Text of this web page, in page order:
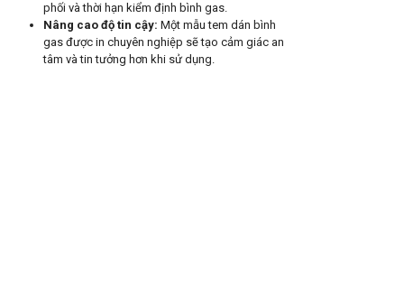
phối và thời hạn kiểm định bình gas.
Nâng cao độ tin cậy: Một mẫu tem dán bình
gas được in chuyên nghiệp sẽ tạo cảm giác an
tâm và tin tưởng hơn khi sử dụng.